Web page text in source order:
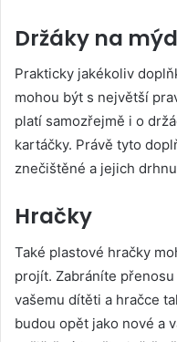
Držáky na
Prakticky jakékoliv
mohou být s největší
platí samozřejmě i o
kartáčky. Právě tyto
znečištěné a jejich
Hračky
Také plastové hračky
projít. Zabráníte
vašemu dítěti a hračce
budou opět jako nové a